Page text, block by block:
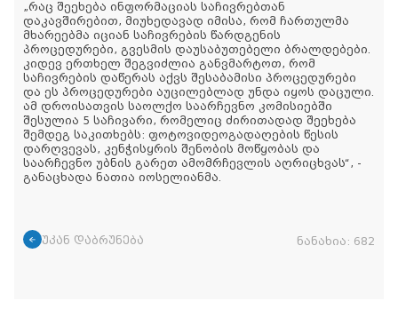
„რაც შეეხება ინფორმაციას საჩივრებთან
დაკავშირებით, მიუხედავად იმისა, რომ ჩართულმა
მხარეებმა იციან საჩივრების წარდგენის
პროცედურები, გვესმის დაუსაბუთებელი ბრალდებები.
კიდევ ერთხელ შეგვიძლია განვმარტოთ, რომ
საჩივრების დაწერას აქვს შესაბამისი პროცედურები
და ეს პროცედურები აუცილებლად უნდა იყოს დაცული.
ამ დროისათვის საოლქო საარჩევნო კომისიებში
შესულია 5 საჩივარი, რომელიც ძირითადად შეეხება
შემდეგ საკითხებს: ფოტოვიდეოგადაღების წესის
დარღვევას, კენჭისყრის შენობის მოწყობას და
საარჩევნო უბნის გარეთ ამომრჩევლის აღრიცხვას“, -
განაცხადა ნათია იოსელიანმა.
უკან დაბრუნება ნანახია: 682